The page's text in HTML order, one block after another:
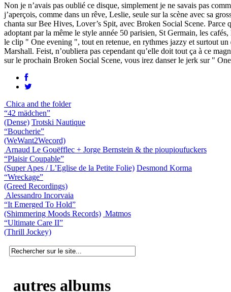
Non je n’avais pas oublié ce disque, simplement je ne savais pas
j’aperçois, comme dans un rêve, Leslie, seule sur la scène avec sa
chanta sur Bee Hives, Lover’s Spit, avec Broken Social Scene.
adoptant par la même le style année 50 parisien, St Germain, les
le clip " One evening ", tout en retenue, en rythmes jazzy et surtout
Marshall. Feist, n’oubliera pas cependant qu’elle doit tout ça à ce
sur le prochain Broken Social Scene, vous irez danser le jerk sur "
Chica and the folder
“42 mädchen”
(Dense) Trotski Nautique
“Boucherie”
(WeWant2Wecord)
Arnaud Le Gouëfflec + Jorge Bernstein & the pioupioufuckers
“Plaisir Coupable”
(Super Apes / L’Eglise de la Petite Folie) Desmond Korma
“Wreckage”
(Greed Recordings)
Alessandro Incorvaia
“It Emerged To Hold”
(Shimmering Moods Records) Matmos
“Ultimate Care II”
(Thrill Jockey)
autres albums